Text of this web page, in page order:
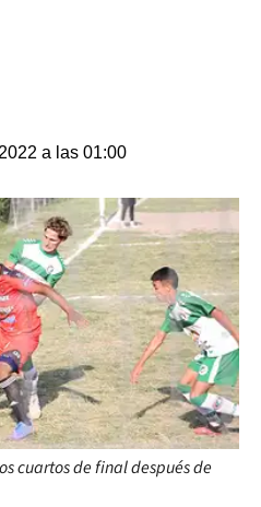
a las 01:00
cuartos de final después de